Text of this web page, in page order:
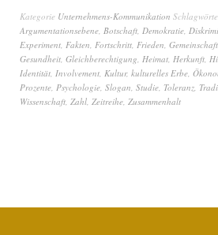
Kategorie Unternehmens-Kommunikation
Argumentationsebene, Botschaft, Demokratie,
Experiment, Fakten, Fortschritt, Frieden, Gemeinschaft
Gesundheit, Gleichberechtigung, Heimat, Herkunft,
Identität, Involvement, Kultur, kulturelles Erbe,
Prozente, Psychologie, Slogan, Studie, Toleranz,
Wissenschaft, Zahl, Zeitreihe, Zusammenhalt